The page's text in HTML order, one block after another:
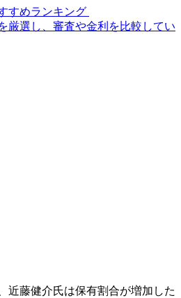
すめランキング
厳選し、審査や金利を比較してい
近藤健介氏は保有割合が増加した